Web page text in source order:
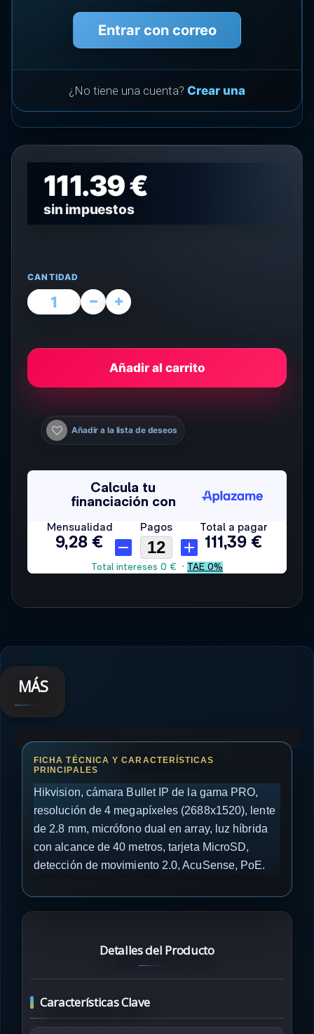
Entrar con correo
¿No tiene una cuenta? Crear una
111.39 €
sin impuestos
CANTIDAD
Añadir al carrito
Añadir a la lista de deseos
MÁS
Hikvision, cámara Bullet IP de la gama PRO,
resolución de 4 megapíxeles (2688x1520), lente
de 2.8 mm, micrófono dual en array, luz híbrida
con alcance de 40 metros, tarjeta MicroSD,
detección de movimiento 2.0, AcuSense, PoE.
Detalles del Producto
Características Clave